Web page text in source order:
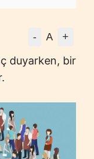
- A +
duyarken, bir